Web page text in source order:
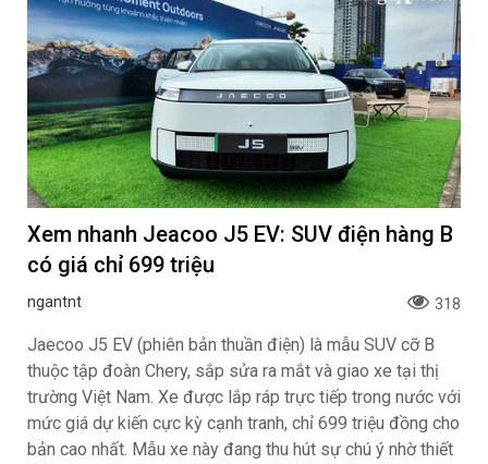
Xem nhanh Jeacoo J5 EV: SUV điện hàng B
có giá chỉ 699 triệu
ngantnt 318
Jaecoo J5 EV (phiên bản thuần điện) là mẫu SUV cỡ B
thuộc tập đoàn Chery, sắp sửa ra mắt và giao xe tại thị
trường Việt Nam. Xe được lắp ráp trực tiếp trong nước với
mức giá dự kiến cực kỳ cạnh tranh, chỉ 699 triệu đồng cho
bản cao nhất. Mẫu xe này đang thu hút sự chú ý nhờ thiết